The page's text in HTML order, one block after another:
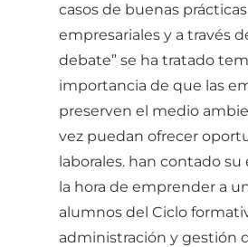
casos de buenas prácticas
empresariales y a través
debate” se ha tratado
importancia de que las
preserven el medio
vez puedan ofrecer
laborales. han contado su
la hora de emprender a
alumnos del Ciclo
administración y gestión